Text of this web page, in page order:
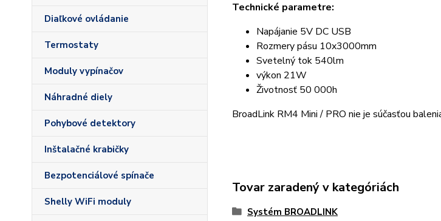
Diaľkové ovládanie
Termostaty
Moduly vypínačov
Náhradné diely
Pohybové detektory
Inštalačné krabičky
Bezpotenciálové spínače
Shelly WiFi moduly
Technické parametre:
Napájanie 5V DC USB
Rozmery pásu 10x3000mm
Svetelný tok 540lm
výkon 21W
Životnosť 50 000h
BroadLink RM4 Mini / PRO nie je súčasťou
Tovar zaradený v kategóriách
Systém BROADLINK